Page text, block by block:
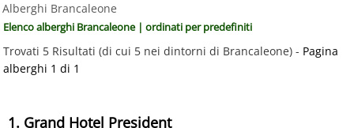
Alberghi Brancaleone
Elenco alberghi Brancaleone | ordinati per predefiniti
Trovati 5 Risultati (di cui 5 nei dintorni di Brancaleone) - Pagina
alberghi 1 di 1
1. Grand Hotel President